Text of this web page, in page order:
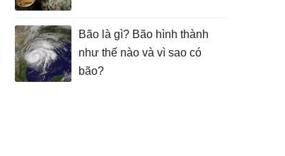
Bão là gì? Bão hình thành
như thế nào và vì sao có
bão?